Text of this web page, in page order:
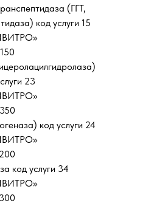
(ГГТ,
код услуги 15
150
23
350
код услуги 24
200
код услуги 34
300